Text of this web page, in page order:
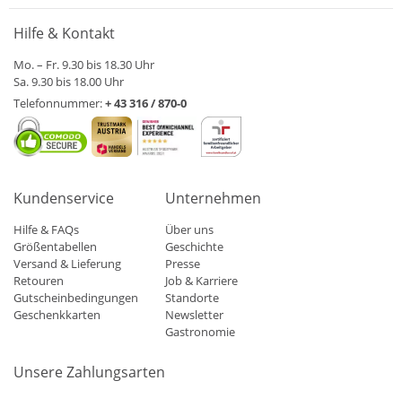
Hilfe & Kontakt
Mo. – Fr. 9.30 bis 18.30 Uhr
Sa. 9.30 bis 18.00 Uhr
Telefonnummer:+ 43 316 / 870-0
Kundenservice
Hilfe & FAQs
Größentabellen
Versand & Lieferung
Retouren
Gutscheinbedingungen
Geschenkkarten
Unternehmen
Über uns
Geschichte
Presse
Job & Karriere
Standorte
Newsletter
Gastronomie
Unsere Zahlungsarten